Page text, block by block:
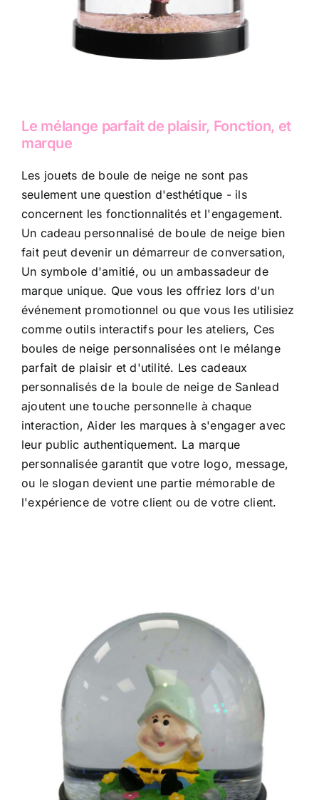
Le mélange parfait de plaisir, Fonction, et
marque
Les jouets de boule de neige ne sont pas
seulement une question d'esthétique - ils
concernent les fonctionnalités et l'engagement.
Un cadeau personnalisé de boule de neige bien
fait peut devenir un démarreur de conversation,
Un symbole d'amitié, ou un ambassadeur de
marque unique. Que vous les offriez lors d'un
événement promotionnel ou que vous les utilisiez
comme outils interactifs pour les ateliers, Ces
boules de neige personnalisées ont le mélange
parfait de plaisir et d'utilité. Les cadeaux
personnalisés de la boule de neige de Sanlead
ajoutent une touche personnelle à chaque
interaction, Aider les marques à s'engager avec
leur public authentiquement. La marque
personnalisée garantit que votre logo, message,
ou le slogan devient une partie mémorable de
l'expérience de votre client ou de votre client.